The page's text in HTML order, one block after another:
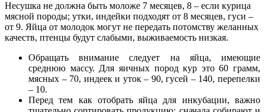
Несушка не должна быть моложе 7 месяцев, 8 – если курица
мясной породы; утки, индейки подходят от 8 месяцев, гуси –
от 9. Яйца от молодок могут не передать потомству желанных
качеств, птенцы будут слабыми, выживаемость низкая.
Обращать внимание следует на яйца, имеющие
среднюю массу. Для яичных пород кур это 60 грамм,
мясных – 70, индеек и уток – 90, гусей – 140, перепелки
– 10.
Перед тем как отобрать яйца для инкубации, важно